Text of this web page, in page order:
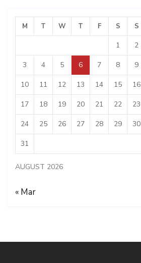
AUGUST 2026
M T W T F S S
1 2
3 4 5 6 7 8 9
10 11 12 13 14 15 16
17 18 19 20 21 22 23
24 25 26 27 28 29 30
31
« Mar